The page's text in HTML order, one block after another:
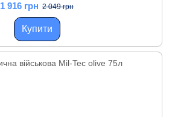
1 916 грн 2 049 грн
Купити